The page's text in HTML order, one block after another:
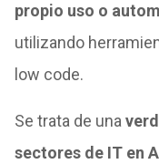
propio uso o
utilizando
low code.
Se trata de una
sectores de IT en